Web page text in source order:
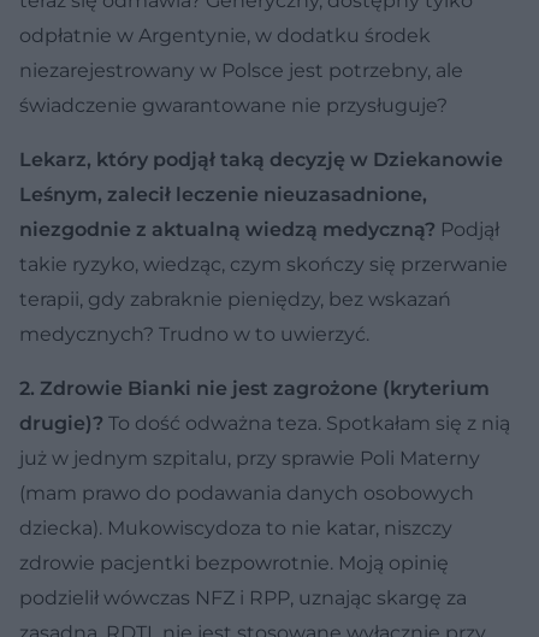
odpłatnie w Argentynie, w dodatku środek
niezarejestrowany w Polsce jest potrzebny, ale
świadczenie gwarantowane nie przysługuje?
Lekarz, który podjął taką decyzję w Dziekanowie
Leśnym, zalecił leczenie nieuzasadnione,
niezgodnie z aktualną wiedzą medyczną? Podjął
takie ryzyko, wiedząc, czym skończy się przerwanie
terapii, gdy zabraknie pieniędzy, bez wskazań
medycznych? Trudno w to uwierzyć.
2. Zdrowie Bianki nie jest zagrożone (kryterium
drugie)? To dość odważna teza. Spotkałam się z nią
już w jednym szpitalu, przy sprawie Poli Materny
(mam prawo do podawania danych osobowych
dziecka). Mukowiscydoza to nie katar, niszczy
zdrowie pacjentki bezpowrotnie. Moją opinię
podzielił wówczas NFZ i RPP, uznając skargę za
zasadną. RDTL nie jest stosowane wyłącznie przy